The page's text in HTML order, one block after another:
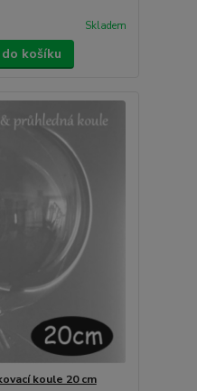
Skladem
košíku
koule 20 cm